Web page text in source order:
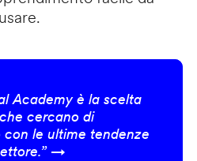
usare.
Academy è la scelta
cercano di
con le ultime tendenze
→